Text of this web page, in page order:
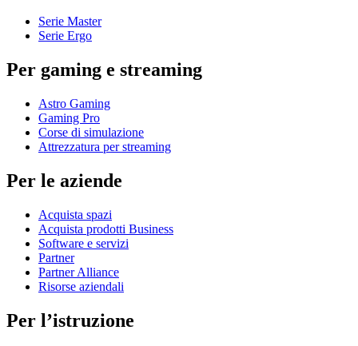
Serie Master
Serie Ergo
Per gaming e streaming
Astro Gaming
Gaming Pro
Corse di simulazione
Attrezzatura per streaming
Per le aziende
Acquista spazi
Acquista prodotti Business
Software e servizi
Partner
Partner Alliance
Risorse aziendali
Per l’istruzione